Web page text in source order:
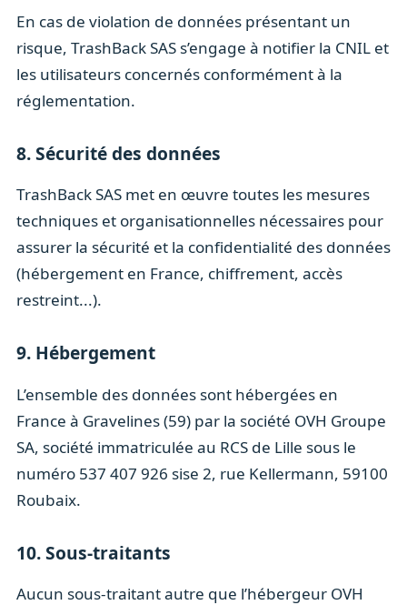
En cas de violation de données présentant un
risque, TrashBack SAS s’engage à notifier la CNIL et
les utilisateurs concernés conformément à la
réglementation.
8. Sécurité des données
TrashBack SAS met en œuvre toutes les mesures
techniques et organisationnelles nécessaires pour
assurer la sécurité et la confidentialité des données
(hébergement en France, chiffrement, accès
restreint...).
9. Hébergement
L’ensemble des données sont hébergées en
France à Gravelines (59) par la société OVH Groupe
SA, société immatriculée au RCS de Lille sous le
numéro 537 407 926 sise 2, rue Kellermann, 59100
Roubaix.
10. Sous-traitants
Aucun sous-traitant autre que l’hébergeur OVH